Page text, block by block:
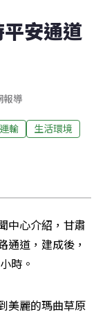
安通道
報導
輸
生活環境
中心介紹，甘肅
通道，建成後，
時。
美麗的瑪曲草原